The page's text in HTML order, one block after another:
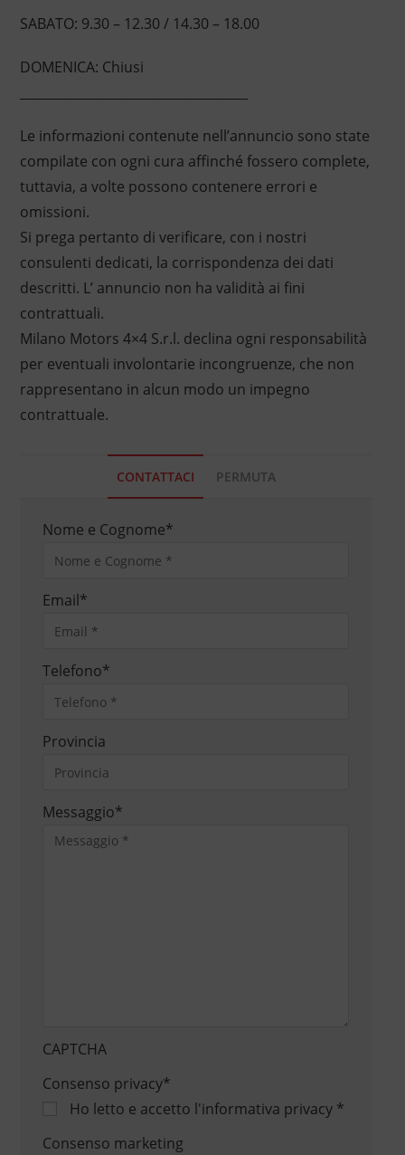
SABATO: 9.30 – 12.30 / 14.30 – 18.00
DOMENICA: Chiusi
Le informazioni contenute nell’annuncio sono state
compilate con ogni cura affinché fossero complete,
tuttavia, a volte possono contenere errori e
omissioni.
Si prega pertanto di verificare, con i nostri
consulenti dedicati, la corrispondenza dei dati
descritti. L’ annuncio non ha validità ai fini
contrattuali.
Milano Motors 4×4 S.r.l. declina ogni responsabilità
per eventuali involontarie incongruenze, che non
rappresentano in alcun modo un impegno
contrattuale.
CONTATTACI PERMUTA
Nome e Cognome*
Email*
Telefono*
Provincia
Messaggio*
CAPTCHA
Consenso privacy*
Ho letto e accetto l'informativa privacy*
Consenso marketing